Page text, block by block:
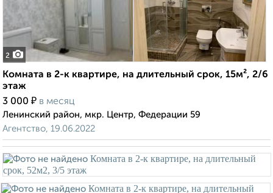
2
Комната в 2-к квартире, на длительный срок, 15м², 2/6
этаж
3 000 ₽ в месяц
Ленинский район, мкр. Центр, Федерации 59
Агентство, 19.06.2022